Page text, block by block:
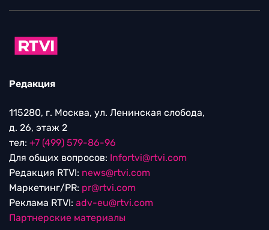
Редакция
115280, г. Москва, ул. Ленинская слобода,
д. 26, этаж 2
тел: +7 (499) 579-86-96
Для общих вопросов: Infortvi@rtvi.com
Редакция RTVI: news@rtvi.com
Маркетинг/PR: pr@rtvi.com
Реклама RTVI: adv-eu@rtvi.com
Партнерские материалы